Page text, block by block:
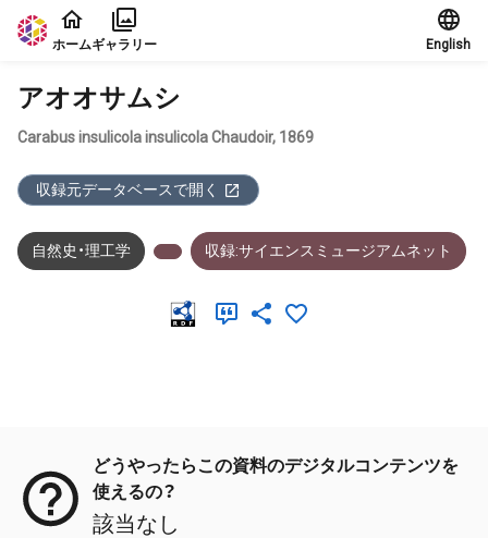
本文に飛ぶ
ホームギャラリー English
アオオサムシ
Carabus insulicola insulicola Chaudoir, 1869
収録元データベースで開く
自然史・理工学 収録:サイエンスミュージアムネット
どうやったらこの資料のデジタルコンテンツを
使えるの？
該当なし